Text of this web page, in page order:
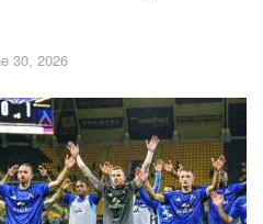
30, 2026